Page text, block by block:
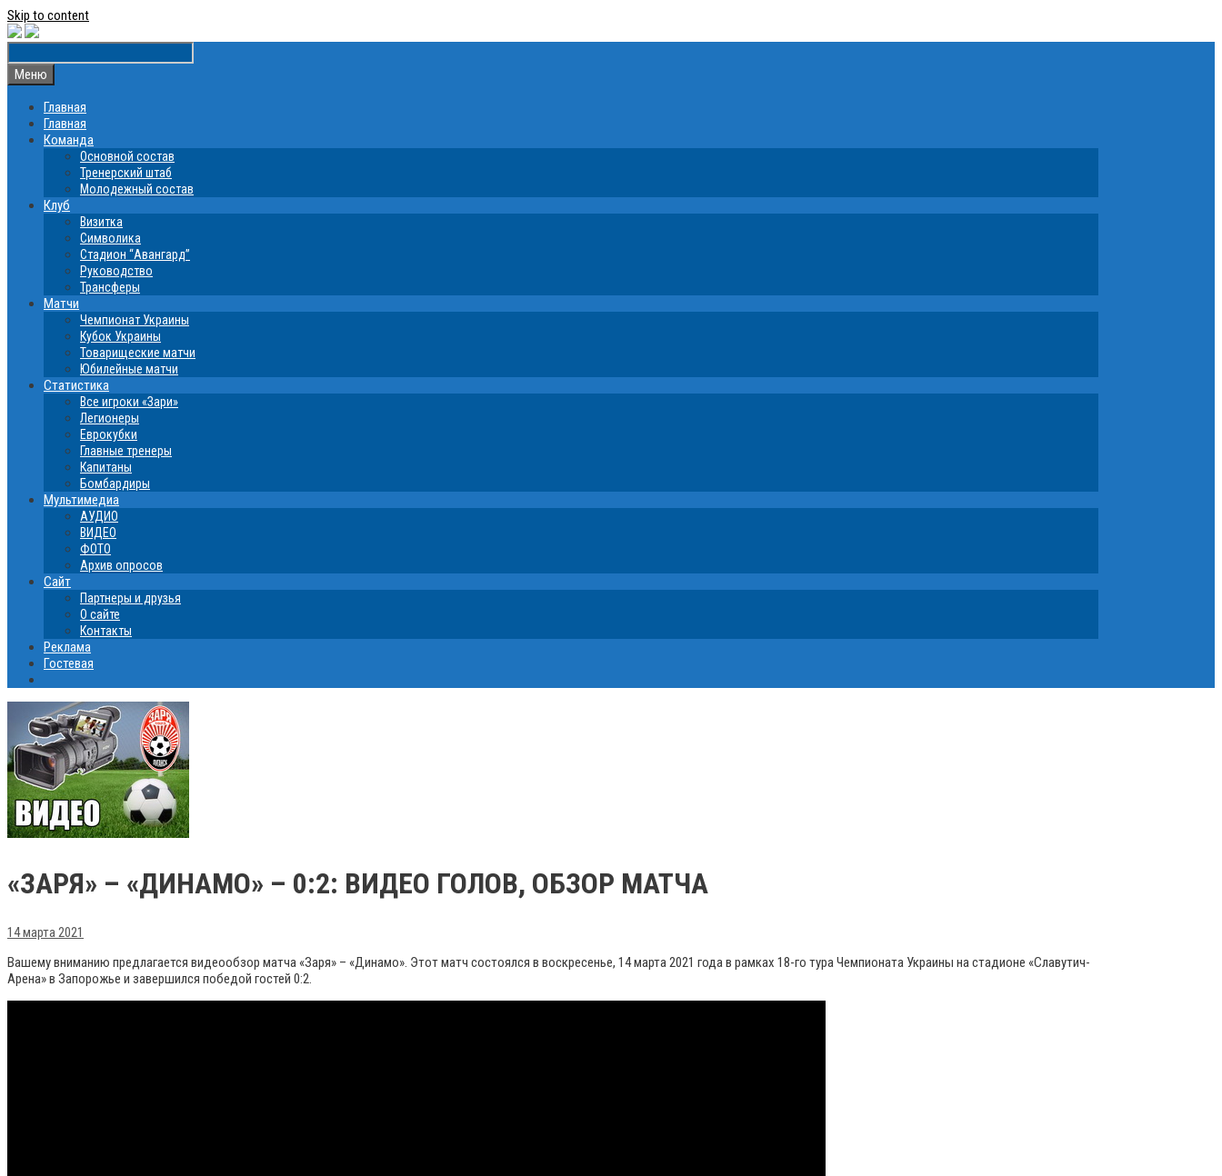
Skip to content
Меню
Главная
Главная
Команда
Основной состав
Тренерский штаб
Молодежный состав
Клуб
Визитка
Символика
Стадион “Авангард”
Руководство
Трансферы
Матчи
Чемпионат Украины
Кубок Украины
Товарищеские матчи
Юбилейные матчи
Статистика
Все игроки «Зари»
Легионеры
Еврокубки
Главные тренеры
Капитаны
Бомбардиры
Мультимедиа
АУДИО
ВИДЕО
ФОТО
Архив опросов
Сайт
Партнеры и друзья
О сайте
Контакты
Реклама
Гостевая
«ЗАРЯ» – «ДИНАМО» – 0:2: ВИДЕО ГОЛОВ, ОБЗОР МАТЧА
14 марта 2021
Вашему вниманию предлагается видеообзор матча «Заря» – «Динамо». Этот матч состоялся в воскресенье, 14 марта 2021 года в рамках 18-го тура Чемпионата Украины на стадионе «Славутич-
Арена» в Запорожье и завершился победой гостей 0:2.